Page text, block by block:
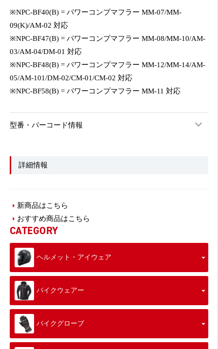
※NPC-BF40(B) = パワーコンプマフラー MM-07/MM-
09(K)/AM-02 対応
※NPC-BF47(B) = パワーコンプマフラー MM-08/MM-10/AM-
03/AM-04/DM-01 対応
※NPC-BF48(B) = パワーコンプマフラー MM-12/MM-14/AM-
05/AM-101/DM-02/CM-01/CM-02 対応
※NPC-BF58(B) = パワーコンプマフラー MM-11 対応
型番・バーコード情報
詳細情報
新商品はこちら
おすすめ商品はこちら
CATEGORY
ヘルメット・アイウェア
バイクウェアー
バイクグローブ